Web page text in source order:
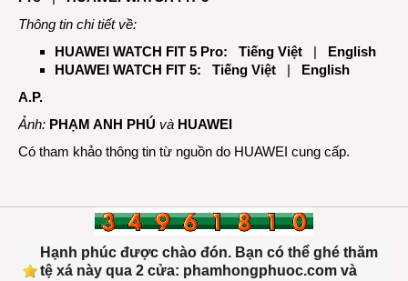
Thông tin chi tiết về:
HUAWEI WATCH FIT 5 Pro: Tiếng Việt |
English
HUAWEI WATCH FIT 5: Tiếng Việt |
English
A.P.
Ảnh: PHẠM ANH PHÚ và HUAWEI
Có tham khảo thông tin từ nguồn do HUAWEI cung cấp.
Hạnh phúc được chào đón. Bạn có thể ghé thăm
tệ xá này qua 2 cửa: phamhongphuoc.com và